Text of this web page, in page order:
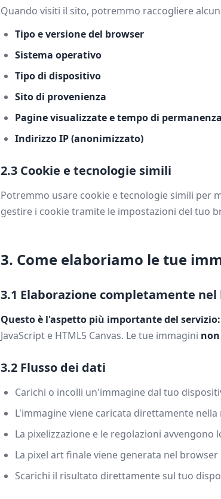
Quando visiti il sito, potremmo raccogliere
Tipo e versione del browser
Sistema operativo
Tipo di dispositivo
Sito di provenienza
Pagine visualizzate e tempo di permanenza
Indirizzo IP (anonimizzato)
2.3 Cookie e tecnologie simili
Potremmo usare cookie e tecnologie simili per
gestire i cookie tramite le impostazioni del tuo
3. Come elaboriamo le tue
3.1 Elaborazione completamente
Questo è l'aspetto più importante del servizio:
JavaScript e HTML5 Canvas. Le tue immagini
3.2 Flusso dei dati
Carichi o incolli un'immagine dal tuo
L'immagine viene caricata direttamente
La pixelizzazione e le regolazioni
La pixel art finale viene generata nel browser
Scarichi il risultato direttamente sul tuo